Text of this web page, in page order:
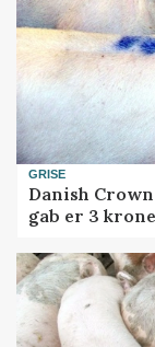
GRISE
Danish
gab er 3